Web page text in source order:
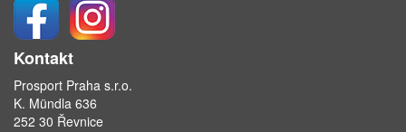
Kontakt
Prosport Praha s.r.o.
K. Mündla 636
252 30 Řevnice